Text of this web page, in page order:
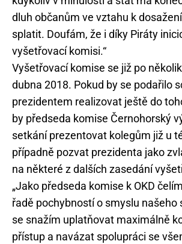
dluh občanům ve vztahu k
splatit. Doufám, že i díky Piráty
vyšetřovací komisi.“
Vyšetřovací komise se již po
dubna 2018. Pokud by se podařilo
prezidentem realizovat ještě do
by předseda komise Černohorský
setkání prezentovat kolegům již u
případně pozvat prezidenta jako
na některé z dalších zasedání
„Jako předseda komise k OKD
řadě pochybností o smyslu našeho
se snažím uplatňovat maximálně
přístup a navázat spolupráci se